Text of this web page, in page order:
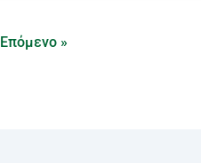
Επόμενο »